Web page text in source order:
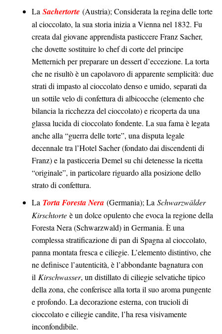
La Sachertorte (Austria); Considerata la regina delle torte
al cioccolato, la sua storia inizia a Vienna nel 1832. Fu
creata dal giovane apprendista pasticcere Franz Sacher,
che dovette sostituire lo chef di corte del principe
Metternich per preparare un dessert d’eccezione. La torta
che ne risultò è un capolavoro di apparente semplicità: due
strati di impasto al cioccolato denso e umido, separati da
un sottile velo di confettura di albicocche (elemento che
bilancia la ricchezza del cioccolato) e ricoperta da una
glassa lucida di cioccolato fondente. La sua fama è legata
anche alla “guerra delle torte”, una disputa legale
decennale tra l’Hotel Sacher (fondato dai discendenti di
Franz) e la pasticceria Demel su chi detenesse la ricetta
“originale”, in particolare riguardo alla posizione dello
strato di confettura.
La Torta Foresta Nera (Germania); La Schwarzwälder
Kirschtorte è un dolce opulento che evoca la regione della
Foresta Nera (Schwarzwald) in Germania. È una
complessa stratificazione di pan di Spagna al cioccolato,
panna montata fresca e ciliegie. L’elemento distintivo, che
ne definisce l’autenticità, è l’abbondante bagnatura con
il Kirschwasser, un distillato di ciliegie selvatiche tipico
della zona, che conferisce alla torta il suo aroma pungente
e profondo. La decorazione esterna, con trucioli di
cioccolato e ciliegie candite, l’ha resa visivamente
inconfondibile.